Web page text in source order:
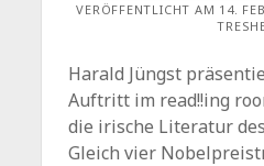
VERÖFFENTLICHT AM 14.
Harald Jüngst
Auftritt im read!!ing
die irische Literatur
Gleich vier